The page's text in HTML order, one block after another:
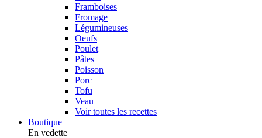
Framboises
Fromage
Légumineuses
Oeufs
Poulet
Pâtes
Poisson
Porc
Tofu
Veau
Voir toutes les recettes
Boutique
En vedette